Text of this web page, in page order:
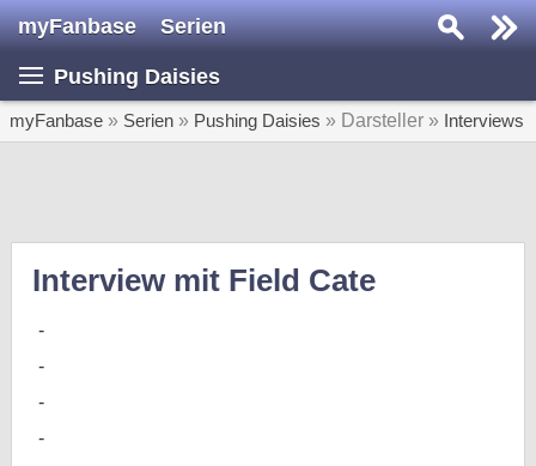
myFanbase Serien
Pushing Daisies
myFanbase » Serien » Pushing Daisies » Darsteller » Interviews
Interview mit Field Cate
Serie suchen...
SERIEN